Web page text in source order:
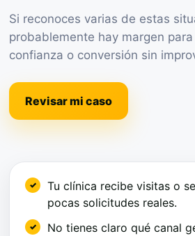
Si reconoces varias de estas
probablemente hay margen
confianza o conversión sin
Revisar mi caso
Tu clínica recibe visitas o
pocas solicitudes reales.
No tienes claro qué canal